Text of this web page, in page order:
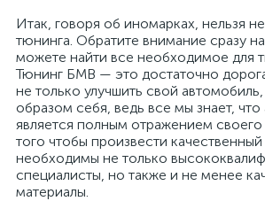
Итак, говоря об иномарках, нельзя
тюнинга. Обратите внимание сразу
можете найти все необходимое для
Тюнинг БМВ — это достаточно
не только улучшить свой
образом себя, ведь все мы знает,
является полным отражением своего
того чтобы произвести
необходимы не только
специалисты, но также и не менее
материалы.